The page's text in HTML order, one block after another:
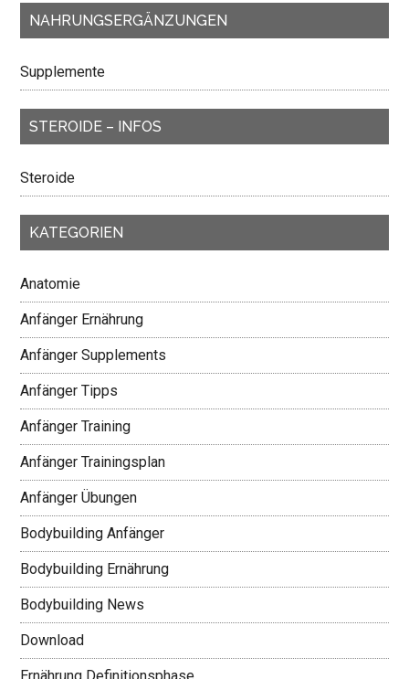
NAHRUNGSERGÄNZUNGEN
Supplemente
STEROIDE – INFOS
Steroide
KATEGORIEN
Anatomie
Anfänger Ernährung
Anfänger Supplements
Anfänger Tipps
Anfänger Training
Anfänger Trainingsplan
Anfänger Übungen
Bodybuilding Anfänger
Bodybuilding Ernährung
Bodybuilding News
Download